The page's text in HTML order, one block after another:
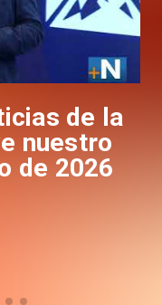
de la
nuestro
de 2026